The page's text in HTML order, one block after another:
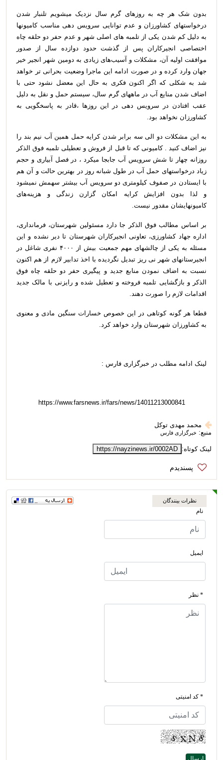
بدون شک هر چه به روزهای گرم سال نزدیک میشویم تلنبار شدن
درخواستهای کشاورزان و عدم توانایی سرویس دهی مناسب کامیونها
به دلیل کم شدن یکی از تلمبه های اصلی شهر و عدم حفر دو حلقه چاه
اختصاصی انجیرکاران پس از گذشت حدود دوازده سال از صدور
موافقت اولیه آن، مشکلات و آسیب‌های زیادی به دومین شهر انجیر خیر
جهان وارد کرده و در صورت ادامه این ماجرا وضعیت بحرانی تر خواهد
شد به شکلی که اگر اکنون فکری به حال این معضل نشود حتی با
اضاف شدن منایع آب در ماههای گرم سال، سیستم حمل و نقل به دلیل
عقب افتادن در سرویس دهی در این روزها ،قادر به پاسخگویی به
کشاورزان نخواهد بود.
به این مشکلات دو الی سه برابر شدن کرایه حمل همین آب نیم بند را
نیز اضاف کنید . کامیونی که تا قبل از فروش و تعطیلی تلمبه فوق الذکر
روزانه چهار تا شش سرویس آب جابجا میکرد ، در فصل آبیاری و حجم
زیاد درخواستهای حمل آب در طول شبانه روز در بهترین حالت و آن هم
با ایستادن در صفوف کیلومتری دو سرویس آب بیشتر سهمش نمیشود
و لذا بدون افزایش کرایه امکان گزارن زندگی و هزینه‌های
کامیونهایشان مقدور نیست.
بر اساس مطالب فوق الذکر جا دارد مسئولین شهرستان، فرمانداری،
اداره جهاد کشاورزی، تعاونی انجیرکاران شهرستان تا دیر نشده و این
مسئله به یکی از چالشهای مهم جمعیت بیش از ۴۰۰۰ نفری شاغل در
انجیرستانهای شهر نی ریز تبدیل نگردیده با اخذ تدابیر لازم از هم اکنون
نسبت به اضاف نمودن منابع جدید و پیگیری حفر دو حلقه چاه فوق
الذکر و بازگشایی تلمبه فروخته و تعطیل شده و رایزنی با مالک جدید
اقدامات لازم را صورت دهند.
قطعا هر گونه کوتاهی در این خصوص خسارات سنگین مادی و معنوی
به کشاورزان شهرستان وارد خواهد کرد.
لینک ادامه مطلب در خبرگزاری فارس :
https://www.farsnews.ir/fars/news/14011213000841
محمد مهدی توکل
منبع: خبرگزاری فارس
لینک کوتاه: https://nayzinews.ir/0002AD
نظرات بینندگان
نام
ایمیل
* نظر
* کد امنیتی